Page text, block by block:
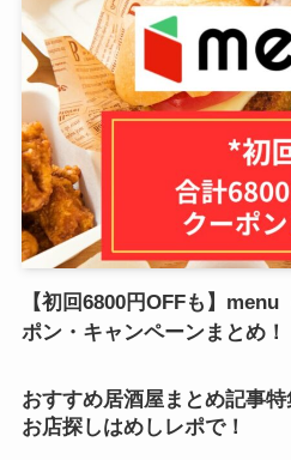
【初回6800円OFFも】
ポン・キャンペーンまとめ！
おすすめ居酒屋まとめ記事特
お店探しはめしレポで！